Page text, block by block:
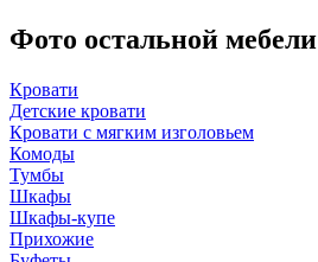
Фото остальной мебели
Кровати
Детские кровати
Кровати с мягким изголовьем
Комоды
Тумбы
Шкафы
Шкафы-купе
Прихожие